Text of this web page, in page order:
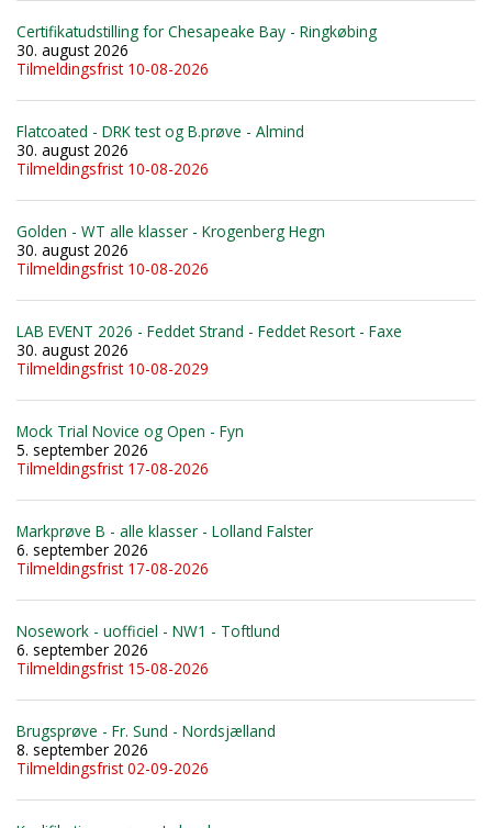
Certifikatudstilling for Chesapeake Bay - Ringkøbing
30. august 2026
Tilmeldingsfrist 10-08-2026
Flatcoated - DRK test og B.prøve - Almind
30. august 2026
Tilmeldingsfrist 10-08-2026
Golden - WT alle klasser - Krogenberg Hegn
30. august 2026
Tilmeldingsfrist 10-08-2026
LAB EVENT 2026 - Feddet Strand - Feddet Resort - Faxe
30. august 2026
Tilmeldingsfrist 10-08-2029
Mock Trial Novice og Open - Fyn
5. september 2026
Tilmeldingsfrist 17-08-2026
Markprøve B - alle klasser - Lolland Falster
6. september 2026
Tilmeldingsfrist 17-08-2026
Nosework - uofficiel - NW1 - Toftlund
6. september 2026
Tilmeldingsfrist 15-08-2026
Brugsprøve - Fr. Sund - Nordsjælland
8. september 2026
Tilmeldingsfrist 02-09-2026